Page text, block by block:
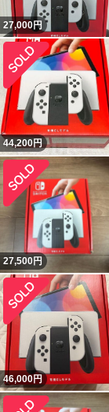
27,000円
44,200円
27,500円
46,000円